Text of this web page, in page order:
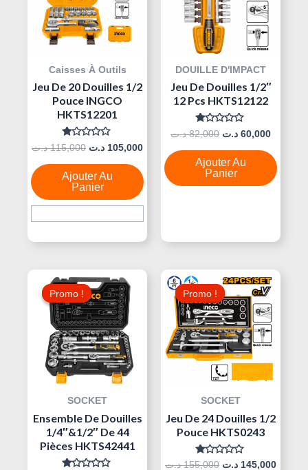
Caisses À Outils
Jeu De 20 Douilles 1/2
Pouce INGCO
HKTS12201
Note
Sur
5
115,000 د.ت 105,000 د.ت
Ajouter Au
Panier
DOUILLE D'IMPACT
Jeu De Douilles 1/2″
12 Pcs HKTS12122
Note
Sur
5
82,000 د.ت 60,000 د.ت
Ajouter Au
Panier
Promo !
Promo !
SOCKET
Ensemble De Douilles
1/4″&1/2″ De 44
Pièces HKTS42441
Le
Prix
Initial
Était :
Le
220,000 د.ت.
Promo !
Promo !
SOCKET
Jeu De 24 Douilles 1/2
Pouce HKTS0243
Note
155,000 د.ت
Le
Prix
Initial
Était :
145,000 د.ت
Le